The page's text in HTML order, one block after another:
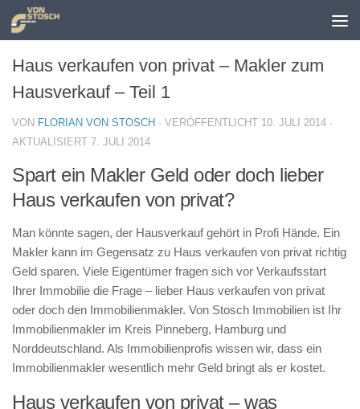
Zum Inhalt springen
Haus verkaufen von privat – Makler zum
Hausverkauf – Teil 1
VON FLORIAN VON STOSCH · VERÖFFENTLICHT 10. JULI 2014 ·
AKTUALISIERT 7. JULI 2014
Spart ein Makler Geld oder doch lieber
Haus verkaufen von privat?
Man könnte sagen, der Hausverkauf gehört in Profi Hände. Ein
Makler kann im Gegensatz zu Haus verkaufen von privat richtig
Geld sparen. Viele Eigentümer fragen sich vor Verkaufsstart
Ihrer Immobilie die Frage – lieber Haus verkaufen von privat
oder doch den Immobilienmakler. Von Stosch Immobilien ist Ihr
Immobilienmakler im Kreis Pinneberg, Hamburg und
Norddeutschland. Als Immobilienprofis wissen wir, dass ein
Immobilienmakler wesentlich mehr Geld bringt als er kostet.
Haus verkaufen von privat – was